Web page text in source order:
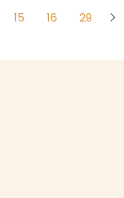
15 16 29